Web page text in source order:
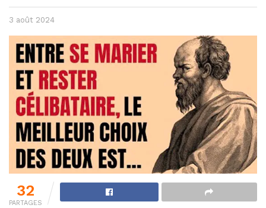
3 août 2024
32
PARTAGES